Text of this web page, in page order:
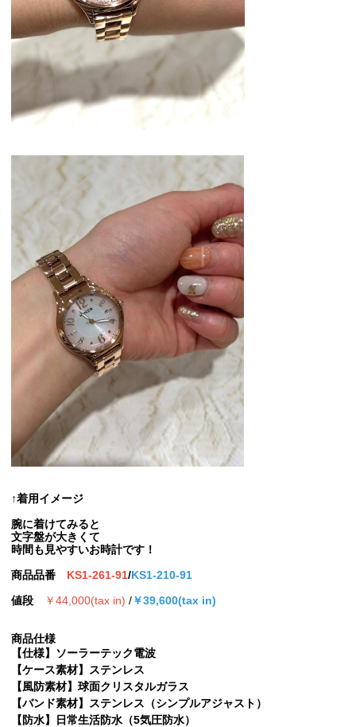
↑着用イメージ
腕に着けてみると
文字盤が大きくて
時間も見やすいお時計です！
商品品番 KS1-261-91/KS1-210-91
値段
￥44,000(tax in) /￥39,600(tax in)
商品仕様
【仕様】ソーラーテック電波
【ケース素材】ステンレス
【風防素材】球面クリスタルガラス
【バンド素材】ステンレス（シンプルアジャスト）
【防水】日常生活防水（5気圧防水）